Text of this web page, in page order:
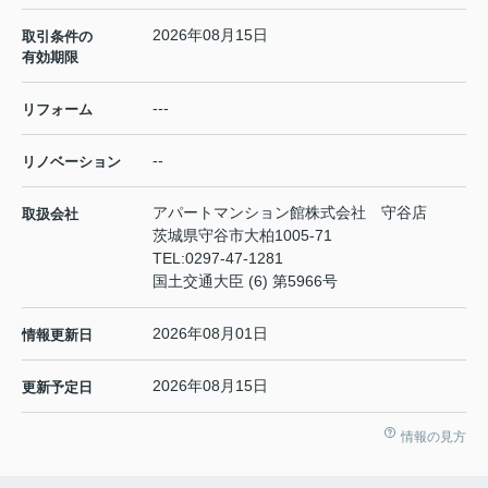
取引条件の
有効期限
2026年08月15日
リフォーム ---
リノベーション --
取扱会社
アパートマンション館株式会社 守谷店
茨城県守谷市大柏1005-71
TEL:0297-47-1281
国土交通大臣 (6) 第5966号
情報更新日 2026年08月01日
更新予定日 2026年08月15日
情報の見方